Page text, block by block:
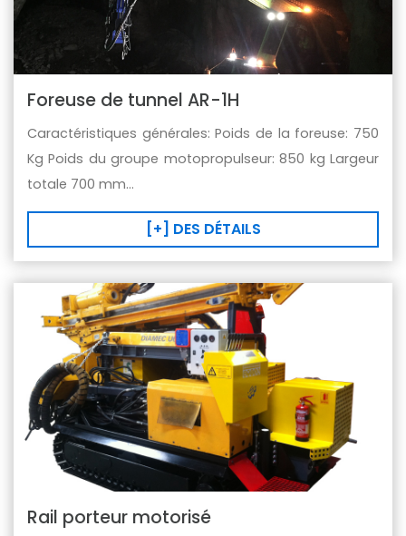
Foreuse de tunnel AR-1H
Caractéristiques générales: Poids de la foreuse: 750
Kg Poids du groupe motopropulseur: 850 kg Largeur
totale 700 mm...
[+] DES DÉTAILS
Rail porteur motorisé